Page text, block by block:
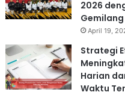
2026
Gemilang
April 19,
Strategi
Harian
Waktu